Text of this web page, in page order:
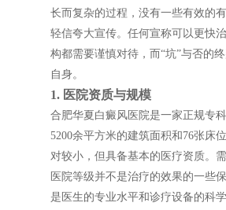
长而复杂的过程，没有一些有效的
轻信夸大宣传。任何宣称可以更快
构都需要谨慎对待，而“坑”与否的
自身。
1. 医院资质与规模
合肥华夏白癜风医院是一家正规专
5200余平方米的建筑面积和76张床
对较小，但具备基本的医疗资质。
医院等级并不是治疗的效果的一些
是医生的专业水平和诊疗设备的科